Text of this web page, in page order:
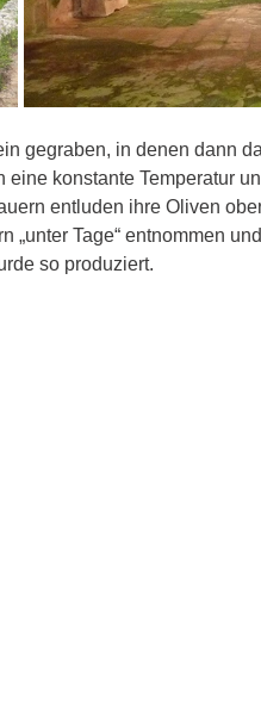
gegraben, in denen dann
konstante Temperatur
entluden ihre Oliven
„unter Tage“ entnommen
so produziert.